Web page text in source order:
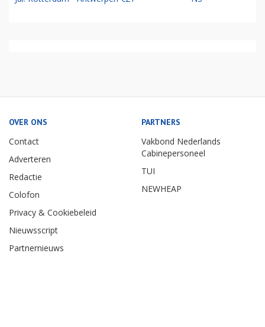
OVER ONS
Contact
Adverteren
Redactie
Colofon
Privacy & Cookiebeleid
Nieuwsscript
Partnernieuws
PARTNERS
Vakbond Nederlands
Cabinepersoneel
TUI
NEWHEAP